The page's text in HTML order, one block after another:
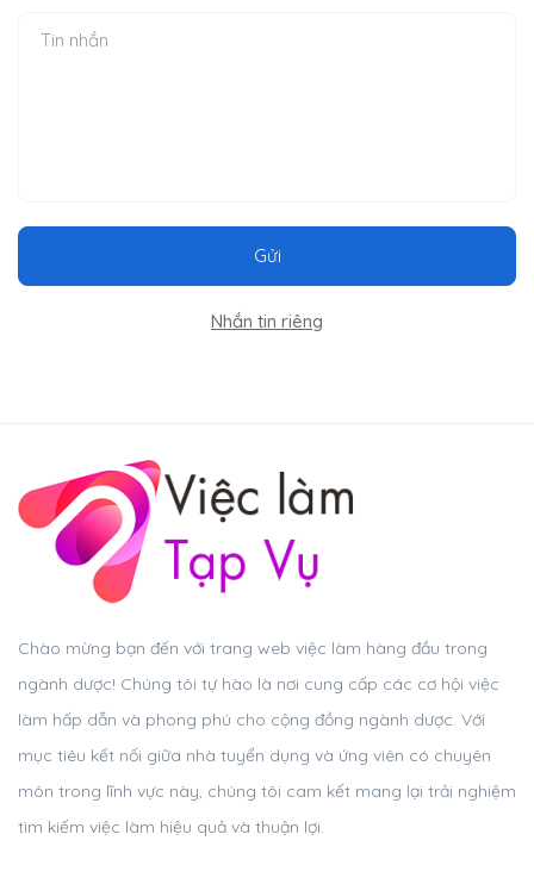
Gửi
Nhắn tin riêng
Chào mừng bạn đến với trang web việc làm hàng đầu trong
ngành dược! Chúng tôi tự hào là nơi cung cấp các cơ hội việc
làm hấp dẫn và phong phú cho cộng đồng ngành dược. Với
mục tiêu kết nối giữa nhà tuyển dụng và ứng viên có chuyên
môn trong lĩnh vực này, chúng tôi cam kết mang lại trải nghiệm
tìm kiếm việc làm hiệu quả và thuận lợi.